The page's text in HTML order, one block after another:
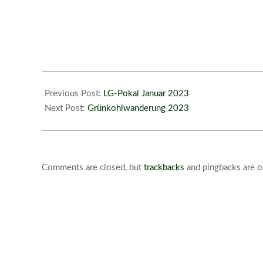
02-
10
Previous Post: LG-Pokal Januar 2023
Next Post: Grünkohlwanderung 2023
Comments are closed, but trackbacks and pingbacks are